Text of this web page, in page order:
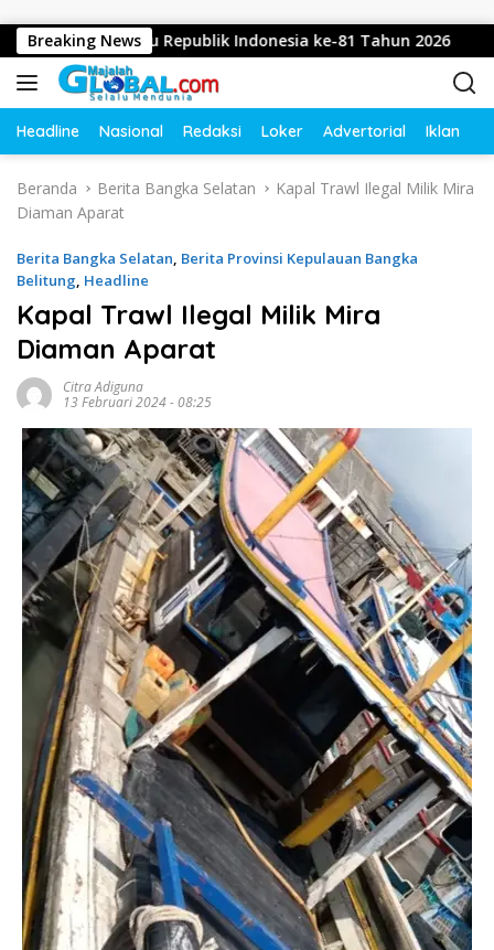
Breaking News
Dirgahayu Republik Indonesia ke-81 Tahun 2026
Headline Nasional Redaksi Loker Advertorial Iklan
Beranda Berita Bangka Selatan
Kapal Trawl Ilegal Milik Mira
Diaman Aparat
Berita Bangka Selatan, Berita Provinsi Kepulauan Bangka
Belitung, Headline
Kapal Trawl Ilegal Milik Mira
Diaman Aparat
Citra Adiguna
13 Februari 2024 - 08:25